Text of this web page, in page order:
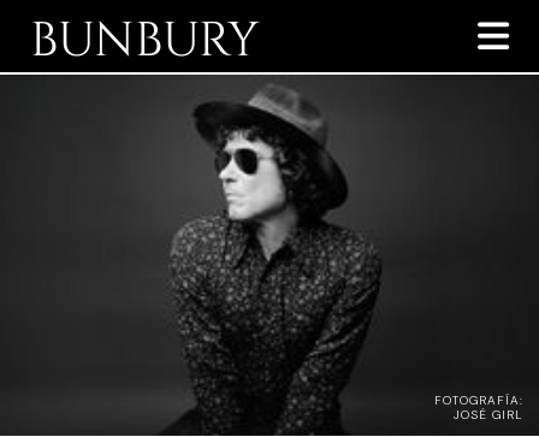
BUNBURY 
FOTOGRAFÍA:
JOSÉ GIRL